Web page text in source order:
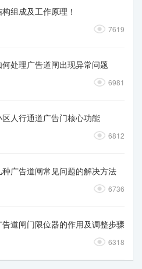
组成及工作原理！
7619
处理广告道闸出现异常问题
6981
人行通道广告门核心功能
6812
广告道闸常见问题的解决方法
6736
道闸门限位器的作用及调整步骤
6318